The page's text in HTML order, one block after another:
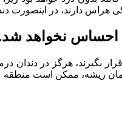
هراس دارند، در اینصورت
احساس نخواهد
بگیرند، هرگز در دندان
ریشه، ممکن است منطقه ی